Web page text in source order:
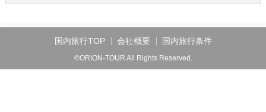
国内旅行TOP 会社概要 国内旅行条件
©ORION-TOUR All Rights Reserved.